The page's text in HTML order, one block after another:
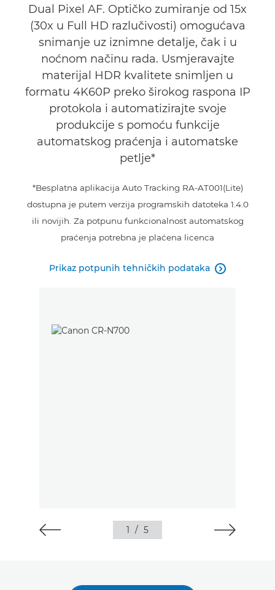
Dual Pixel AF. Optičko zumiranje od 15x
(30x u Full HD razlučivosti) omogućava
snimanje uz iznimne detalje, čak i u
noćnom načinu rada. Usmjeravajte
materijal HDR kvalitete snimljen u
formatu 4K60P preko širokog raspona IP
protokola i automatizirajte svoje
produkcije s pomoću funkcije
automatskog praćenja i automatske
petlje*
*Besplatna aplikacija Auto Tracking RA-AT001(Lite)
dostupna je putem verzija programskih datoteka 1.4.0
ili novijih. Za potpunu funkcionalnost automatskog
praćenja potrebna je plaćena licenca
Prikaz potpunih tehničkih podataka 
1 / 5